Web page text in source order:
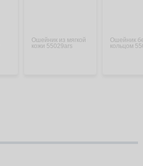
Ошейник из мягкой
кожи 55029ars
Ошейник
кольцом